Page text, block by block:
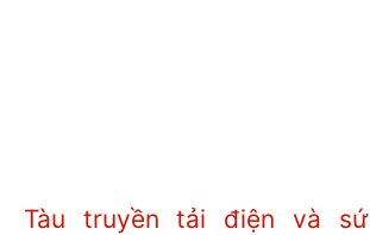
Tàu truyền tải điện và